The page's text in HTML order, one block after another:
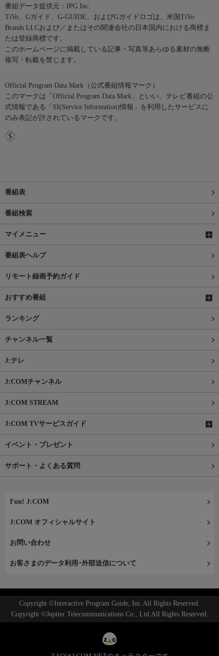
番組データ提供元：IPG Inc.
TiVo、Gガイド、G-GUIDE、およびGガイドロゴは、米国TiVo
Brands LLCおよび／またはその関連会社の日本国内における商標ま
たは登録商標です。
このホームページに掲載している記事・写真等あらゆる素材の無断
複写・転載を禁じます。
Official Program Data Mark（公式番組情報マーク）
このマークは「Official Program Data Mark」といい、テレビ番組の公
式情報である「SI(Service Information)情報」を利用したサービスに
のみ表記が許されているマークです。
番組表
番組検索
マイメニュー
番組表ヘルプ
リモート録画予約ガイド
おすすめ番組
ランキング
チャンネル一覧
J:テレ
J:COMチャンネル
J:COM STREAM
J:COM TVサービスガイド
イベント・プレゼント
サポート・よくある質問
Fun! J:COM
J:COM オフィシャルサイト
お問い合わせ
お客さまのデータ利用･外部送信について
Copyright ©Interactive Program Guide, Inc.All Rights Reserved.
Copyright ©Jupiter Telecommunications Co., Ltd.All Rights Reserved.